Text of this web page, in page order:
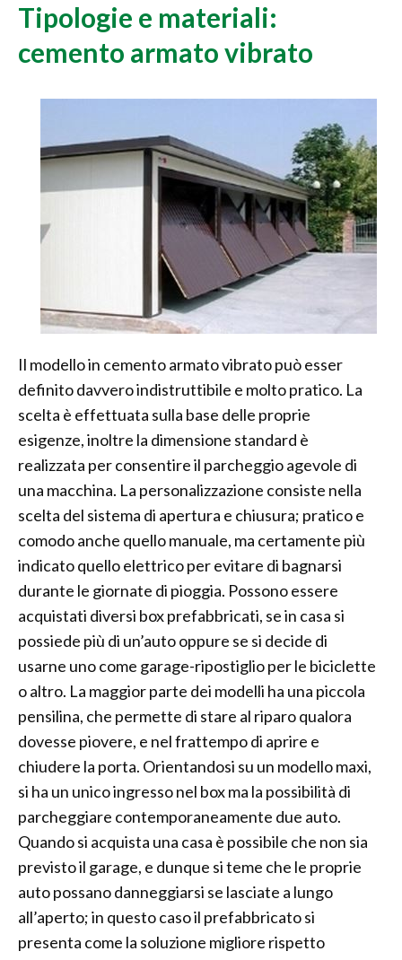
Tipologie e materiali:
cemento armato vibrato
Il modello in cemento armato vibrato può esser
definito davvero indistruttibile e molto pratico. La
scelta è effettuata sulla base delle proprie
esigenze, inoltre la dimensione standard è
realizzata per consentire il parcheggio agevole di
una macchina. La personalizzazione consiste nella
scelta del sistema di apertura e chiusura; pratico e
comodo anche quello manuale, ma certamente più
indicato quello elettrico per evitare di bagnarsi
durante le giornate di pioggia. Possono essere
acquistati diversi box prefabbricati, se in casa si
possiede più di un’auto oppure se si decide di
usarne uno come garage-ripostiglio per le biciclette
o altro. La maggior parte dei modelli ha una piccola
pensilina, che permette di stare al riparo qualora
dovesse piovere, e nel frattempo di aprire e
chiudere la porta. Orientandosi su un modello maxi,
si ha un unico ingresso nel box ma la possibilità di
parcheggiare contemporaneamente due auto.
Quando si acquista una casa è possibile che non sia
previsto il garage, e dunque si teme che le proprie
auto possano danneggiarsi se lasciate a lungo
all’aperto; in questo caso il prefabbricato si
presenta come la soluzione migliore rispetto